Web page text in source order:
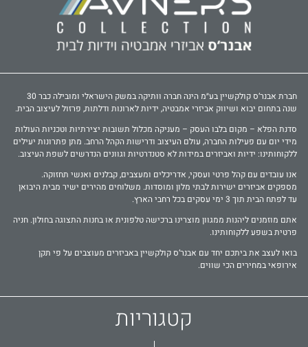
חברת אבנר‘ס קולקשיין בע״מ הינה חברה וותיקה במשק הישראלי ומובילה כבר 30
שנה בתחום יבוא ושיווק אביזרי אמבטיה, ידיות לארונות ודלתות, פרזול לעיצוב הבית.
סדנת הפלא – מקום בלבו העסק – מעניקה מכלול תשובות יצירתיות וטכניות העולות
מידי יום עם פעילות החברה, עולם העיצוב ודרישות הקהל הרחב. מתן פתרונות יעילים
ללקוחותינו: ידיות ואביזרים במידות לא סטנדרטיות וגוונים הנדרשים לשפת העיצוב.
אנו עובדים עם קהל פרטי ועסקי, אדריכלים ומעצבים, קבלנים ואנשי תחזוקה.
מספקים אביזרים ישירות לבתי מלון ומוסדות. משלוחים מהירים ישיר מבית היבואן
עד לפתח הבית תוך 3 ימי עסקים בכל רחבי הארץ.
אתם מוזמנים ליהנות ממגוון מוצרינו ברכישה טלפונית או בחנות התצוגה בחולון. חניה
פרטית בשפע ללקוחותינו.
בואו לעצב את ביתכם יחד עם אבנר‘ס קולקשיין באביזרים מעוצבים על פי תקן
אירופאי במחירים הכי שווים.
קטגוריות